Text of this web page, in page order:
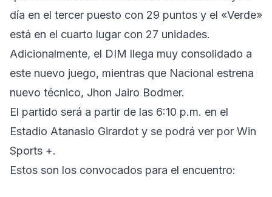
día en el tercer puesto con 29 puntos y el «Verde»
está en el cuarto lugar con 27 unidades.
Adicionalmente, el DIM llega muy consolidado a
este nuevo juego, mientras que Nacional estrena
nuevo técnico, Jhon Jairo Bodmer.
El partido será a partir de las 6:10 p.m. en el
Estadio Atanasio Girardot y se podrá ver por Win
Sports +.
Estos son los convocados para el encuentro: